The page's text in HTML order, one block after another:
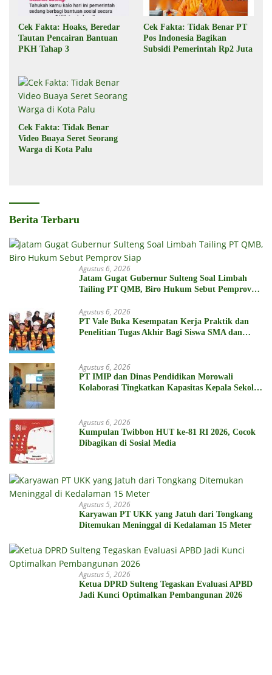
Cek Fakta: Hoaks, Beredar
Tautan Pencairan Bantuan
PKH Tahap 3
Cek Fakta: Tidak Benar PT
Pos Indonesia Bagikan
Subsidi Pemerintah Rp2 Juta
Cek Fakta: Tidak Benar
Video Buaya Seret Seorang
Warga di Kota Palu
Berita Terbaru
Agustus 6, 2026
Jatam Gugat Gubernur Sulteng Soal Limbah
Tailing PT QMB, Biro Hukum Sebut Pemprov
Agustus 6, 2026
PT Vale Buka Kesempatan Kerja Praktik dan
Penelitian Tugas Akhir Bagi Siswa SMA dan
Agustus 6, 2026
PT IMIP dan Dinas Pendidikan Morowali
Kolaborasi Tingkatkan Kapasitas Kepala Sekolah
Agustus 6, 2026
Kumpulan Twibbon HUT ke-81 RI 2026, Cocok
Dibagikan di Sosial Media
Agustus 5, 2026
Karyawan PT UKK yang Jatuh dari Tongkang
Ditemukan Meninggal di Kedalaman 15 Meter
Agustus 5, 2026
Ketua DPRD Sulteng Tegaskan Evaluasi APBD
Jadi Kunci Optimalkan Pembangunan 2026